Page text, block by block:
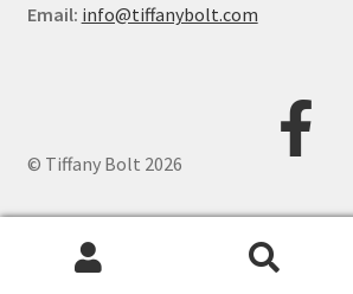
Email: info@tiffanybolt.com
© Tiffany Bolt 2026
Keresés